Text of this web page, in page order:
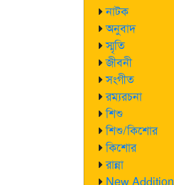
নাটক
অনুবাদ
স্মৃতি
জীবনী
সংগীত
রম্যরচনা
শিশু
শিশু/কিশোর
কিশোর
রান্না
New Addition